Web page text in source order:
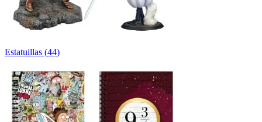
Estatuillas (44)